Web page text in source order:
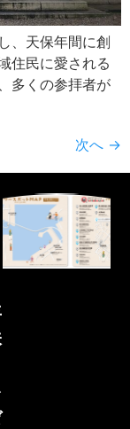
、天保年間に創
住民に愛される
多くの参拝者が
次へ →